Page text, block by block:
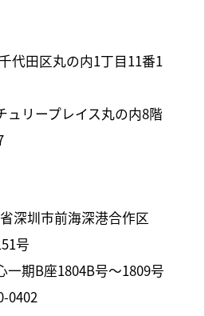
代田区丸の内1丁目11番1
ュリープレイス丸の内8階
深圳市前海深港合作区
号
一期B座1804B号～1809号
0402